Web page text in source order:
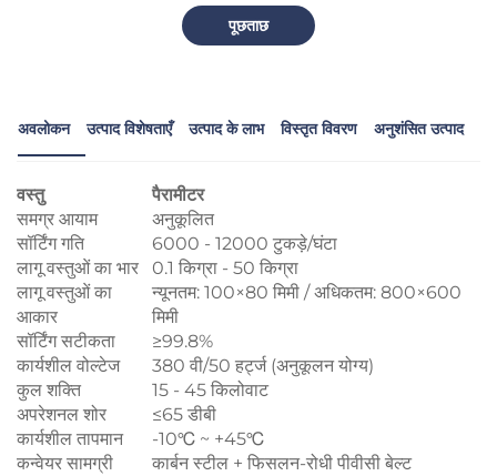
पूछताछ
अवलोकन उत्पाद विशेषताएँ उत्पाद के लाभ विस्तृत विवरण अनुशंसित उत्पाद
वस्तु
पैरामीटर
समग्र आयाम
अनुकूलित
सॉर्टिंग गति
6000 - 12000 टुकड़े/घंटा
लागू वस्तुओं का भार
0.1 किग्रा - 50 किग्रा
लागू वस्तुओं का
आकार
न्यूनतम: 100×80 मिमी / अधिकतम: 800×600
मिमी
सॉर्टिंग सटीकता
≥99.8%
कार्यशील वोल्टेज
380 वी/50 हर्ट्ज (अनुकूलन योग्य)
कुल शक्ति
15 - 45 किलोवाट
अपरेशनल शोर
≤65 डीबी
कार्यशील तापमान
-10℃ ~ +45℃
कन्वेयर सामग्री
कार्बन स्टील + फिसलन-रोधी पीवीसी बेल्ट